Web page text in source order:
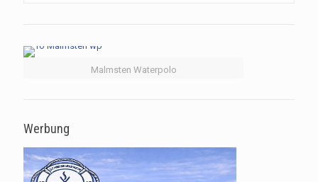
Malmsten Waterpolo
Werbung